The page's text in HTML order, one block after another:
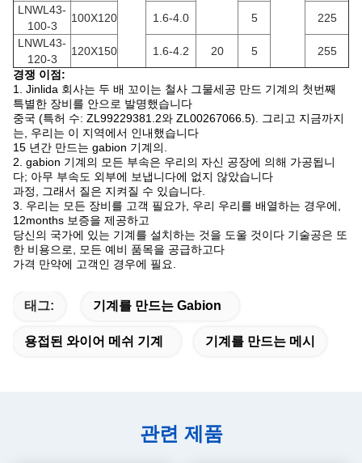
LNWL43-
100-3
100X120 1.6-4.0 5
225
LNWL43-
120-3
120X150 1.6-4.2 20 5
255
경쟁 이점:
1. Jinlida 회사는 두 배 꼬이는 철사 그물세공 만드 기계의 첫번째
특별한 장비를 안으로 발명했습니다
중국 (특허 수: ZL99229381.2와 ZL00267066.5). 그리고 지금까지
는, 우리는 이 지역에서 인내했습니다
15 년간 만드는 gabion 기계의.
2. gabion 기계의 모든 부속은 우리의 자신 공장에 의해 가공됩니
다; 아무 부속도 외부에 보냅니다에 없지 않았습니다
과정, 그래서 질은 지켜질 수 있습니다.
3. 우리는 모든 장비를 고객 필요가, 우리 우리를 배열하는 경우에,
12months 보증을 제공하고
당신의 국가에 있는 기계를 설치하는 것을 도울 것이다 기술공은 또
한 비용으로, 모든 예비 품목을 공급하고다
가격 만약에 고객인 경우에 필요.
태그: 기계를 만드는 Gabion
용접된 와이어 메쉬 기계 기계를 만드는 메시
관련 제품